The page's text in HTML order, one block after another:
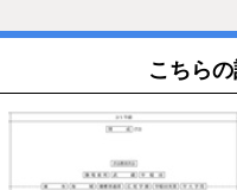
こちら